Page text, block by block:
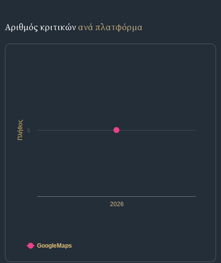
Αριθμός κριτικών ανά πλατφόρμα
Πλήθος
2026
5
GoogleMaps